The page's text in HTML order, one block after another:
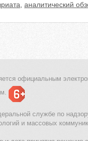
, аналитический
официальным
службе по
и массовых